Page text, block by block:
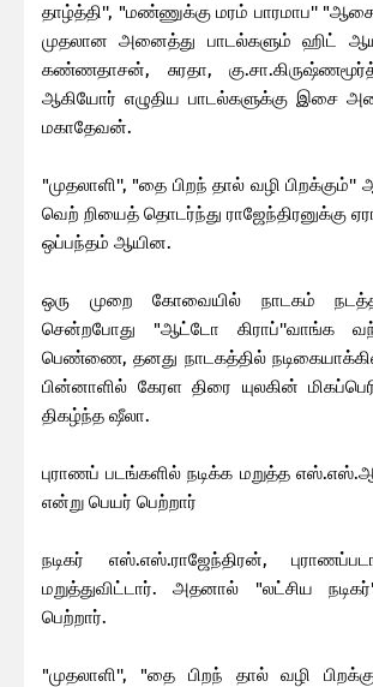
தாழ்த்தி'', "மண்ணுக்கு மரம் பாரமாப''
முதலான அனைத்து பாடல்களும் ஹிட்
கண்ணதாசன், சுரதா,
ஆகியோர் எழுதிய பாடல்களுக்கு இசை
மகாதேவன்.
"முதலாளி'', "தை பிறந் தால் வழி
வெற் றியைத் தொடர்ந்து ராஜேந்திரனுக்கு
ஒப்பந்தம் ஆயின.
ஒரு முறை கோவையில் நாடகம்
சென்றபோது "ஆட்டோ கிராப்''வாங்க
பெண்ணை, தனது நாடகத்தில்
பின்னாளில் கேரள திரை யுலகின்
திகழ்ந்த ஷீலா.
புராணப் படங்களில் நடிக்க மறுத்த
என்று பெயர் பெற்றார்
நடிகர் எஸ்.எஸ்.ராஜேந்திரன்,
மறுத்துவிட்டார். அதனால் "லட்சிய
பெற்றார்.
"முதலாளி'', "தை பிறந் தால் வழி